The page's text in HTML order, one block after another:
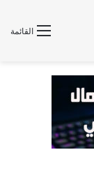
القائمة